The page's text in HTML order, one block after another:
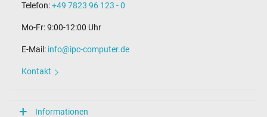
Telefon:+49 7823 96 123 - 0
Mo-Fr: 9:00-12:00 Uhr
E-Mail: info@ipc-computer.de
Kontakt
Informationen